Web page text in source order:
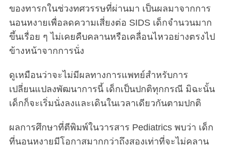
ของทารกในช่วงทศวรรษที่ผ่านมา เป็นผลมาจากการ
นอนหงายเพื่อลดความเสี่ยงต่อ SIDS เด็กจำนวนมาก
ขึ้นเรื่อย ๆ ไม่เคยคืบคลานหรือเคลื่อนไหวอย่างตรงไป
ข้างหน้าจากการนั่ง
ดูเหมือนว่าจะไม่มีผลทางการแพทย์สำหรับการ
เปลี่ยนแปลงพัฒนาการนี้ เด็กเป็นปกติทุกกรณี มิฉะนั้น
เด็กก็จะเริ่มนั่งลงและเดินในเวลาเดียวกันตามปกติ
ผลการศึกษาที่ตีพิมพ์ในวารสาร Pediatrics พบว่า เด็ก
ที่นอนหงายมีโอกาสมากกว่าถึงสองเท่าที่จะไม่คลาน